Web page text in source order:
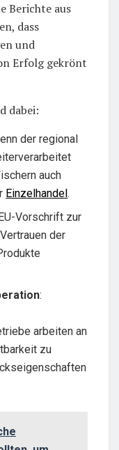
Berichte aus
dass
und
Erfolg gekrönt
dabei:
der regional
auch
Einzelhandel.
Vorschrift zur
der
:
arbeiten an
zu